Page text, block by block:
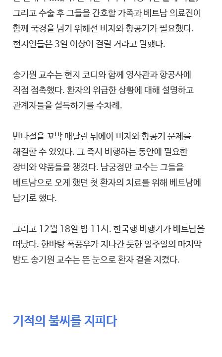
그리고 수술 후 그들을 간호할 가족과 베트남 의료진이
함께 국경을 넘기 위해선 비자와 항공기가 필요했다.
현지인들은 3일 이상이 걸릴 거라고 말했다.
송기원 교수는 현지 코디와 함께 영사관과 항공사에
직접 접촉했다. 환자의 위급한 상황에 대해 설명하고
관계자들을 설득하기를 수차례.
반나절을 꼬박 매달린 뒤에야 비자와 항공기 문제를
해결할 수 있었다. 그 즉시 비행하는 동안에 필요한
장비와 약품들을 챙겼다. 남궁정만 교수는 그들을
베트남으로 오게 했던 첫 환자의 치료를 위해 베트남에
남기로 했다.
그리고 12월 18일 밤 11시. 한국행 비행기가 베트남을
떠났다. 한바탕 폭풍우가 지나간 듯한 일주일의 마지막
밤도 송기원 교수는 뜬 눈으로 환자 곁을 지켰다.
기적의 불씨를 지피다